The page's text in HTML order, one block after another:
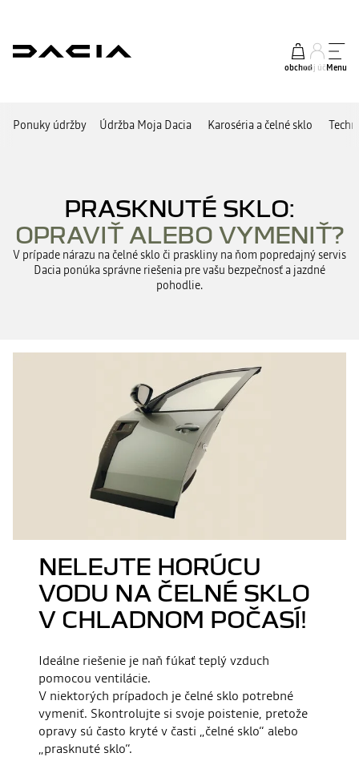
obchodmôj účetMenu
Ponuky údržby Údržba Moja Dacia Karoséria a čelné sklo
PRASKNUTÉ SKLO:
OPRAVIŤ ALEBO VYMENIŤ?
V prípade nárazu na čelné sklo či praskliny na ňom popredajný servis
Dacia ponúka správne riešenia pre vašu bezpečnosť a jazdné
pohodlie.
NELEJTE HORÚCU
VODU NA ČELNÉ SKLO
V CHLADNOM POČASÍ!
Ideálne riešenie je naň fúkať teplý vzduch
pomocou ventilácie.
V niektorých prípadoch je čelné sklo potrebné
vymeniť. Skontrolujte si svoje poistenie, pretože
opravy sú často kryté v časti „čelné sklo“ alebo
„prasknuté sklo“.